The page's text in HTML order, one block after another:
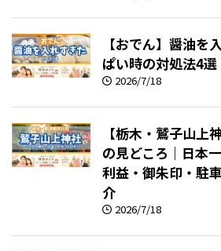
【おでん】醤油を
ぱい時の対処法4
2026/7/18
【栃木・鷲子山上
の見どころ｜日本
利益・御朱印・駐
介
2026/7/18